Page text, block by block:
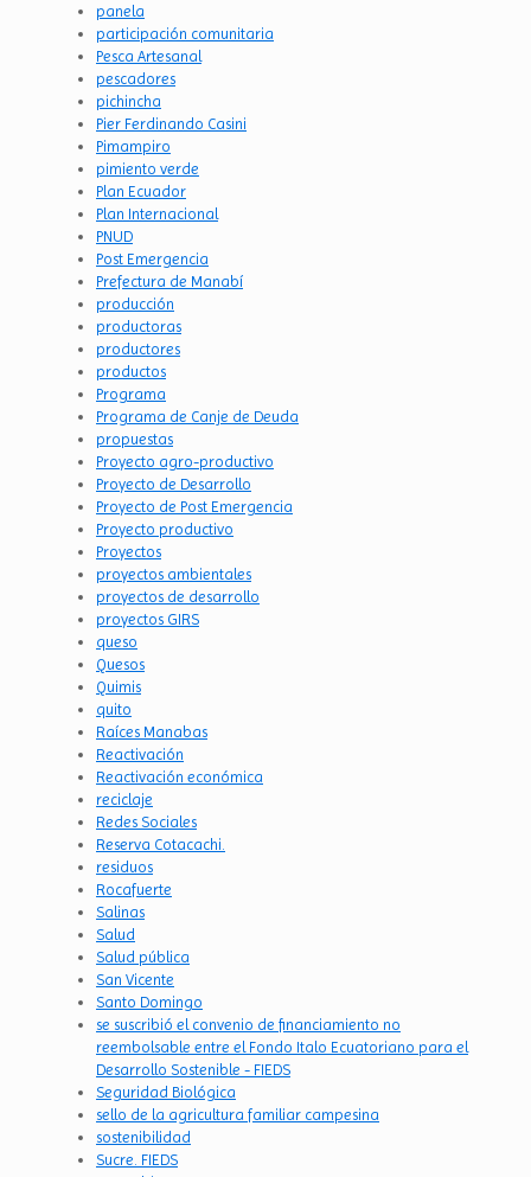
panela
participación comunitaria
Pesca Artesanal
pescadores
pichincha
Pier Ferdinando Casini
Pimampiro
pimiento verde
Plan Ecuador
Plan Internacional
PNUD
Post Emergencia
Prefectura de Manabí
producción
productoras
productores
productos
Programa
Programa de Canje de Deuda
propuestas
Proyecto agro-productivo
Proyecto de Desarrollo
Proyecto de Post Emergencia
Proyecto productivo
Proyectos
proyectos ambientales
proyectos de desarrollo
proyectos GIRS
queso
Quesos
Quimis
quito
Raíces Manabas
Reactivación
Reactivación económica
reciclaje
Redes Sociales
Reserva Cotacachi.
residuos
Rocafuerte
Salinas
Salud
Salud pública
San Vicente
Santo Domingo
se suscribió el convenio de financiamiento no
reembolsable entre el Fondo Italo Ecuatoriano para el
Desarrollo Sostenible - FIEDS
Seguridad Biológica
sello de la agricultura familiar campesina
sostenibilidad
Sucre. FIEDS